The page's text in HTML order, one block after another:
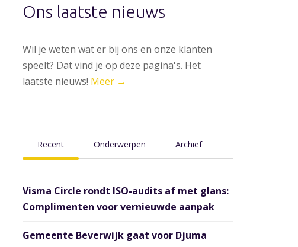
Ons laatste nieuws
Wil je weten wat er bij ons en onze klanten
speelt? Dat vind je op deze pagina's. Het
laatste nieuws! Meer →
Recent Onderwerpen Archief
Visma Circle rondt ISO-audits af met glans:
Complimenten voor vernieuwde aanpak
Gemeente Beverwijk gaat voor Djuma